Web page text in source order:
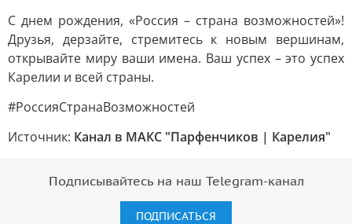
С днем рождения, «Россия – страна возможностей»!
Друзья, дерзайте, стремитесь к новым вершинам,
открывайте миру ваши имена. Ваш успех – это успех
Карелии и всей страны.
#РоссияСтранаВозможностей
Источник: Канал в МАКС "Парфенчиков | Карелия"
Подписывайтесь на наш Telegram-канал
ПОДПИСАТЬСЯ